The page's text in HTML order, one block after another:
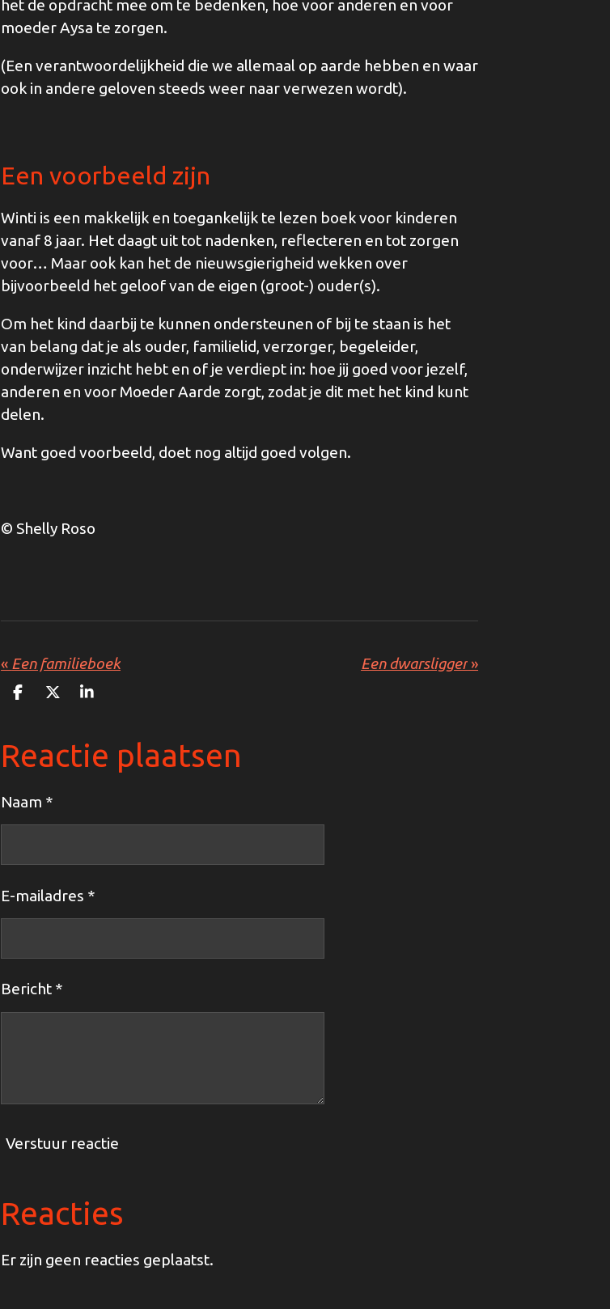
het de opdracht mee om te bedenken, hoe voor anderen en voor
moeder Aysa te zorgen.
(Een verantwoordelijkheid die we allemaal op aarde hebben en waar
ook in andere geloven steeds weer naar verwezen wordt).
Een voorbeeld zijn
Winti is een makkelijk en toegankelijk te lezen boek voor kinderen
vanaf 8 jaar. Het daagt uit tot nadenken, reflecteren en tot zorgen
voor… Maar ook kan het de nieuwsgierigheid wekken over
bijvoorbeeld het geloof van de eigen (groot-) ouder(s).
Om het kind daarbij te kunnen ondersteunen of bij te staan is het
van belang dat je als ouder, familielid, verzorger, begeleider,
onderwijzer inzicht hebt en of je verdiept in: hoe jij goed voor jezelf,
anderen en voor Moeder Aarde zorgt, zodat je dit met het kind kunt
delen.
Want goed voorbeeld, doet nog altijd goed volgen.
© Shelly Roso
« Een familieboek Een dwarsligger »
D
e
n
D
S
r
e
Reactie plaatsen
Naam *
E-mailadres *
Bericht *
Verstuur reactie
Reacties
Er zijn geen reacties geplaatst.